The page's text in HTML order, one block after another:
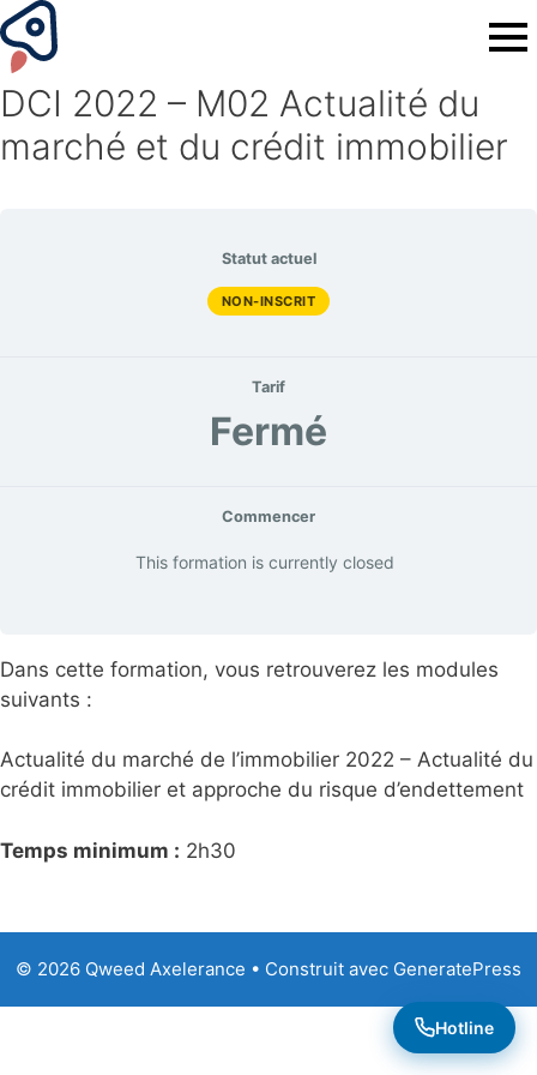
DCI 2022 – M02 Actualité du
marché et du crédit immobilier
Statut actuel
NON-INSCRIT
Tarif
Fermé
Commencer
This formation is currently closed
Dans cette formation, vous retrouverez les modules
suivants :
Actualité du marché de l’immobilier 2022 – Actualité du
crédit immobilier et approche du risque d’endettement
Temps minimum : 2h30
© 2026 Qweed Axelerance • Construit avec GeneratePress
Hotline